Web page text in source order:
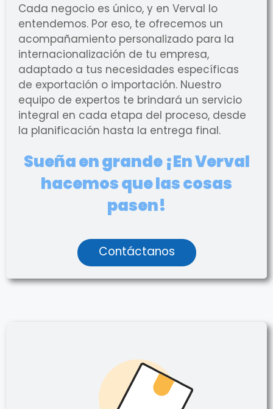
Cada negocio es único, y en Verval lo
entendemos. Por eso, te ofrecemos un
acompañamiento personalizado para la
internacionalización de tu empresa,
adaptado a tus necesidades específicas
de exportación o importación. Nuestro
equipo de expertos te brindará un servicio
integral en cada etapa del proceso, desde
la planificación hasta la entrega final.
Sueña en grande ¡En Verval
hacemos que las cosas
pasen!
Contáctanos